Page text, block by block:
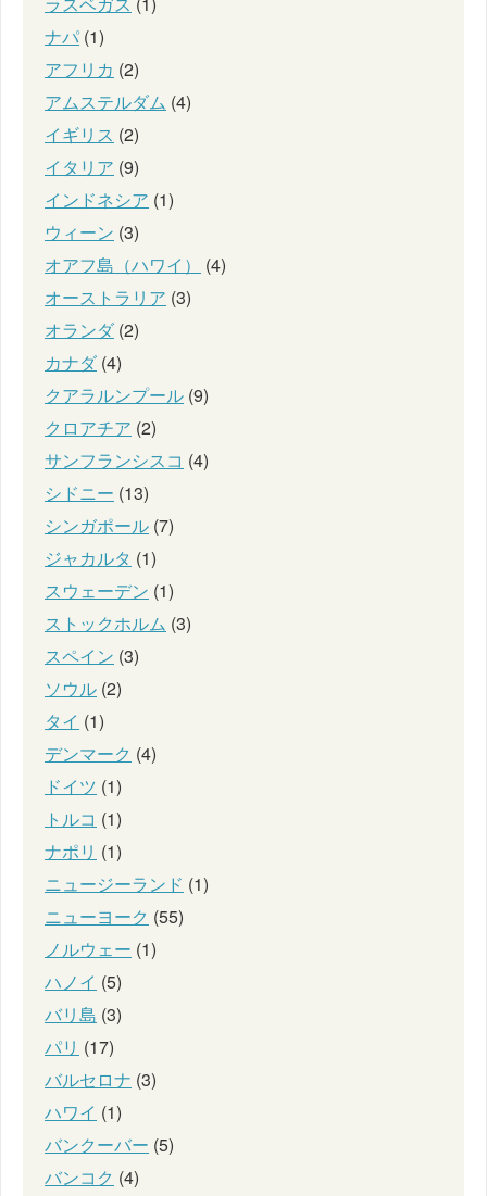
ナパ (1)
アフリカ (2)
アムステルダム (4)
イギリス (2)
イタリア (9)
インドネシア (1)
ウィーン (3)
オアフ島（ハワイ）
(4)
オーストラリア (3)
オランダ(2)
カナダ(4)
クアラルンプール (9)
クロアチア (2)
サンフランシスコ (4)
シドニー (13)
シンガポール (7)
ジャカルタ (1)
スウェーデン (1)
ストックホルム (3)
スペイン (3)
ソウル (2)
タイ (1)
デンマーク (4)
ドイツ (1)
トルコ (1)
ナポリ (1)
ニュージーランド (1)
ニューヨーク (55)
ノルウェー (1)
ハノイ (5)
バリ島 (3)
パリ (17)
バルセロナ (3)
ハワイ (1)
バンクーバー (5)
バンコク (4)